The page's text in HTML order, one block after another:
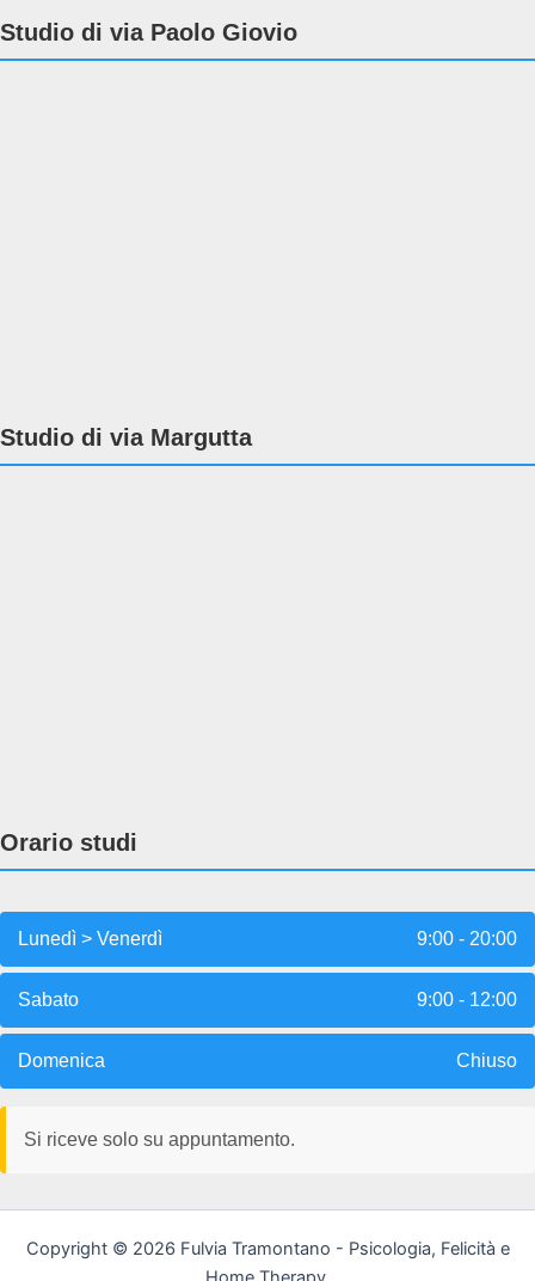
Studio di via Paolo Giovio
Studio di via Margutta
Orario studi
Lunedì > Venerdì 9:00 - 20:00
Sabato 9:00 - 12:00
Domenica Chiuso
Si riceve solo su appuntamento.
Copyright © 2026 Fulvia Tramontano - Psicologia, Felicità e